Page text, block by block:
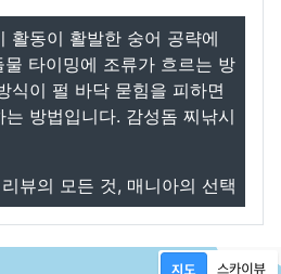
활동이 활발한 숭어 공략에
타이밍에 조류가 흐르는 방
식이 펄 바닥 묻힘을 피하면
방법입니다. 감성돔 찌낚시
뷰의 모든 것, 매니아의 선택